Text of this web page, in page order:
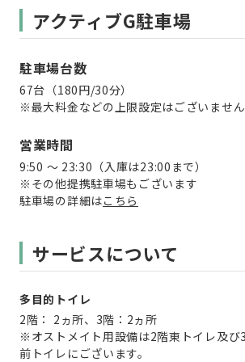
アクティブG駐車場
駐車場台数
67台（180円/30分）
※最大料金などの上限設定はございません
営業時間
9:50 ～ 23:30（入庫は23:00まで）
※その他提携駐車場もございます
駐車場の詳細はこちら
サービスについて
多目的トイレ
2階： 2ヵ所、3階：2ヵ所
※オストメイト用設備は2階東トイレ及び
前トイレにございます。